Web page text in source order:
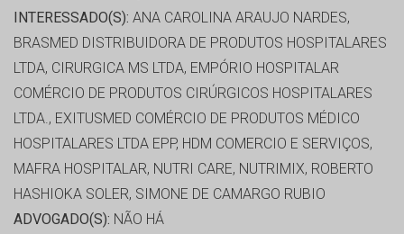
INTERESSADO(S): ANA CAROLINA ARAUJO NARDES,
BRASMED DISTRIBUIDORA DE PRODUTOS HOSPITALARES
LTDA, CIRURGICA MS LTDA, EMPÓRIO HOSPITALAR
COMÉRCIO DE PRODUTOS CIRÚRGICOS HOSPITALARES
LTDA., EXITUSMED COMÉRCIO DE PRODUTOS MÉDICO
HOSPITALARES LTDA EPP, HDM COMERCIO E SERVIÇOS,
MAFRA HOSPITALAR, NUTRI CARE, NUTRIMIX, ROBERTO
HASHIOKA SOLER, SIMONE DE CAMARGO RUBIO
ADVOGADO(S): NÃO HÁ